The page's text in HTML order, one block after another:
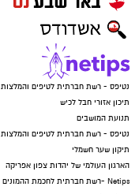
נטיפס - רשת חברתית לטיפים והמלצות
תיכון אזורי חבל לכיש
תנועת המושבים
נטיפס - רשת חברתית לטיפים והמלצות
תיקון שער חשמלי
הארגון העולמי של יהדות צפון אפריקה
Netips -רשת חברתית לחכמת ההמונים